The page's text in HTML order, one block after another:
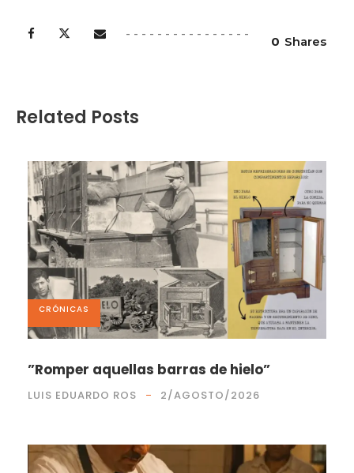
0 Shares
Related Posts
CRÓNICAS
”Romper aquellas barras de hielo”
LUIS EDUARDO ROS 2/AGOSTO/2026